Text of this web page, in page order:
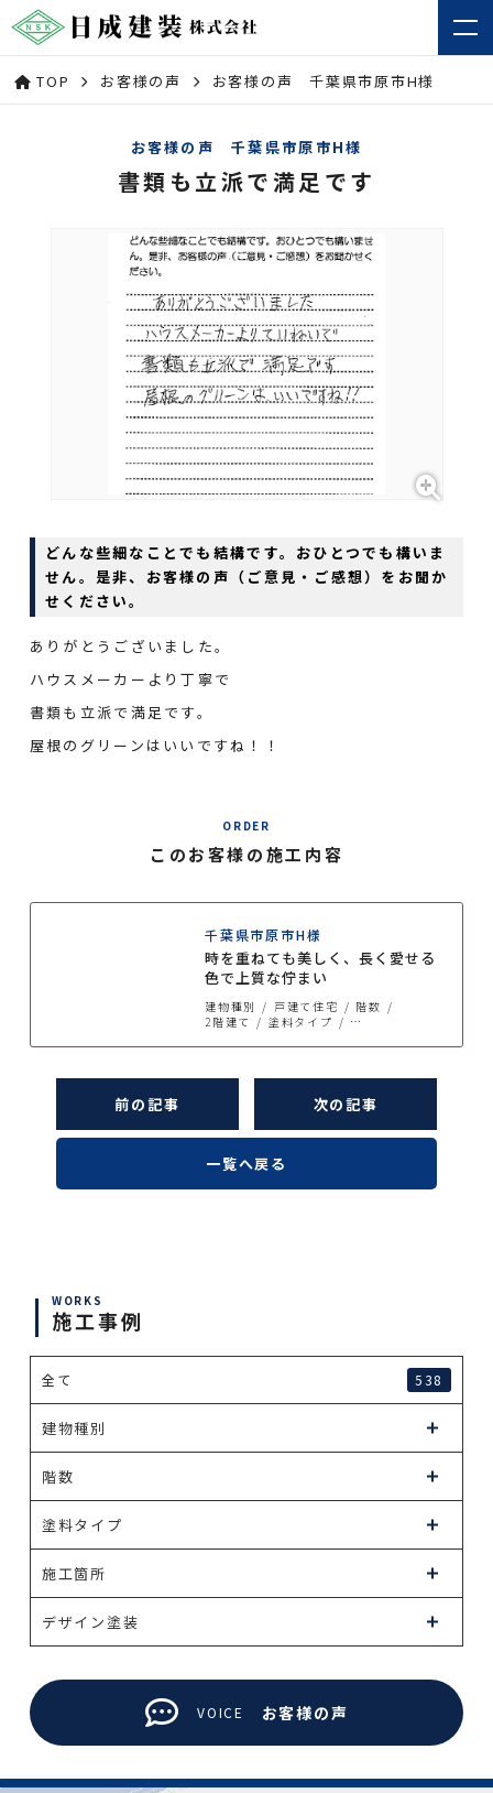
TOP お客様の声 お客様の声 千葉県市原市H様
お客様の声 千葉県市原市H様
書類も立派で満足です
どんな些細なことでも結構です。おひとつでも構いま
せん。是非、お客様の声（ご意見・ご感想）をお聞か
せください。
ありがとうございました。
ハウスメーカーより丁寧で
書類も立派で満足です。
屋根のグリーンはいいですね！！
ORDER
このお客様の施工内容
千葉県市原市H様
時を重ねても美しく、長く愛せる
色で上質な佇まい
建物種別 戸建て住宅
階数
2階建て
塗料タイプ
屋根塗装
外壁塗装
前の記事 次の記事
一覧へ戻る
WORKS
施工事例
全て 538
建物種別
階数
塗料タイプ
施工箇所
デザイン塗装
VOICE お客様の声